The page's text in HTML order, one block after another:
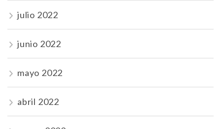
julio 2022
junio 2022
mayo 2022
abril 2022